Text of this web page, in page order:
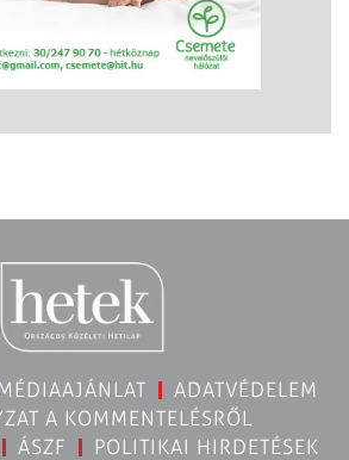
ADATVÉDELEM
A KOMMENTELÉSRŐL
ÁSZF
POLITIKAI HIRDETÉSEK